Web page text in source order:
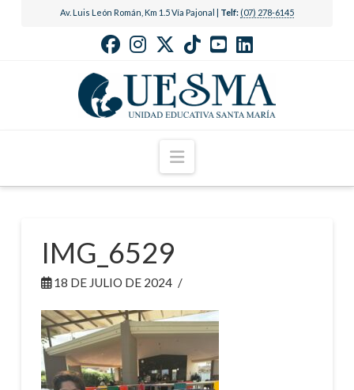
Av. Luis León Román, Km 1.5 Vía Pajonal | Telf: (07) 278-6145
Navigation
IMG_6529
18 DE JULIO DE 2024